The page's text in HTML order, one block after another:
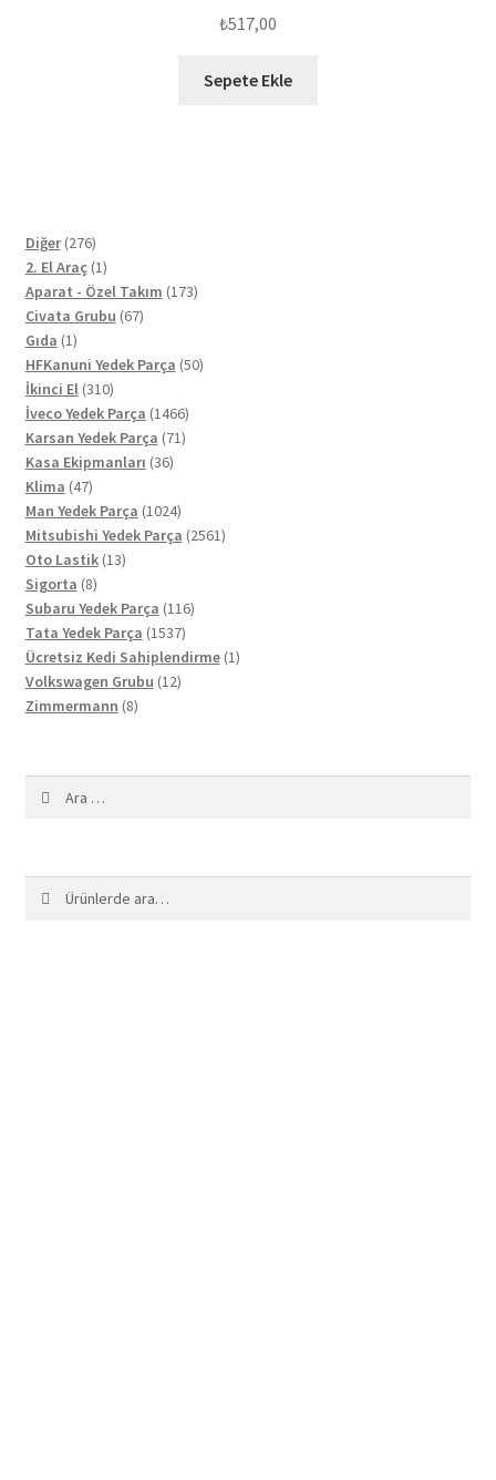
₺517,00
Sepete Ekle
Diğer 276276
ürün
2. El Araç 11
ürün
Aparat - Özel Takım 173173
Civata Grubu 6767
Gıda 11
ürün
HFKanuni Yedek Parça 5050
İkinci El 310310
ürün
İveco Yedek Parça 14661466
ürün
Karsan Yedek Parça 7171
Kasa Ekipmanları 3636
Klima 4747
ürün
Man Yedek Parça 10241024
ürün
Mitsubishi Yedek Parça 25612561
Oto Lastik 1313
Sigorta 88
ürün
Subaru Yedek Parça 116116
Tata Yedek Parça 15371537
ürün
Ücretsiz Kedi Sahiplendirme 11
Volkswagen Grubu 1212
Zimmermann 88